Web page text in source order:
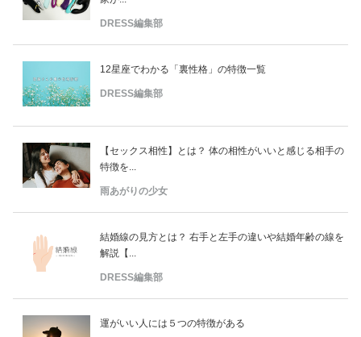
DRESS編集部
12星座でわかる「裏性格」の特徴一覧
DRESS編集部
【セックス相性】とは？ 体の相性がいいと感じる相手の
特徴を...
雨あがりの少女
結婚線の見方とは？ 右手と左手の違いや結婚年齢の線を
解説【...
DRESS編集部
運がいい人には５つの特徴がある